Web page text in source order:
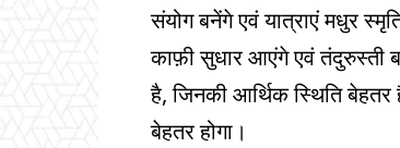
संयोग बनेंगे एवं यात्राएं मधुर
काफ़ी सुधार आएंगे एवं तंदुरुस्ती
है, जिनकी आर्थिक स्थिति
बेहतर होगा।